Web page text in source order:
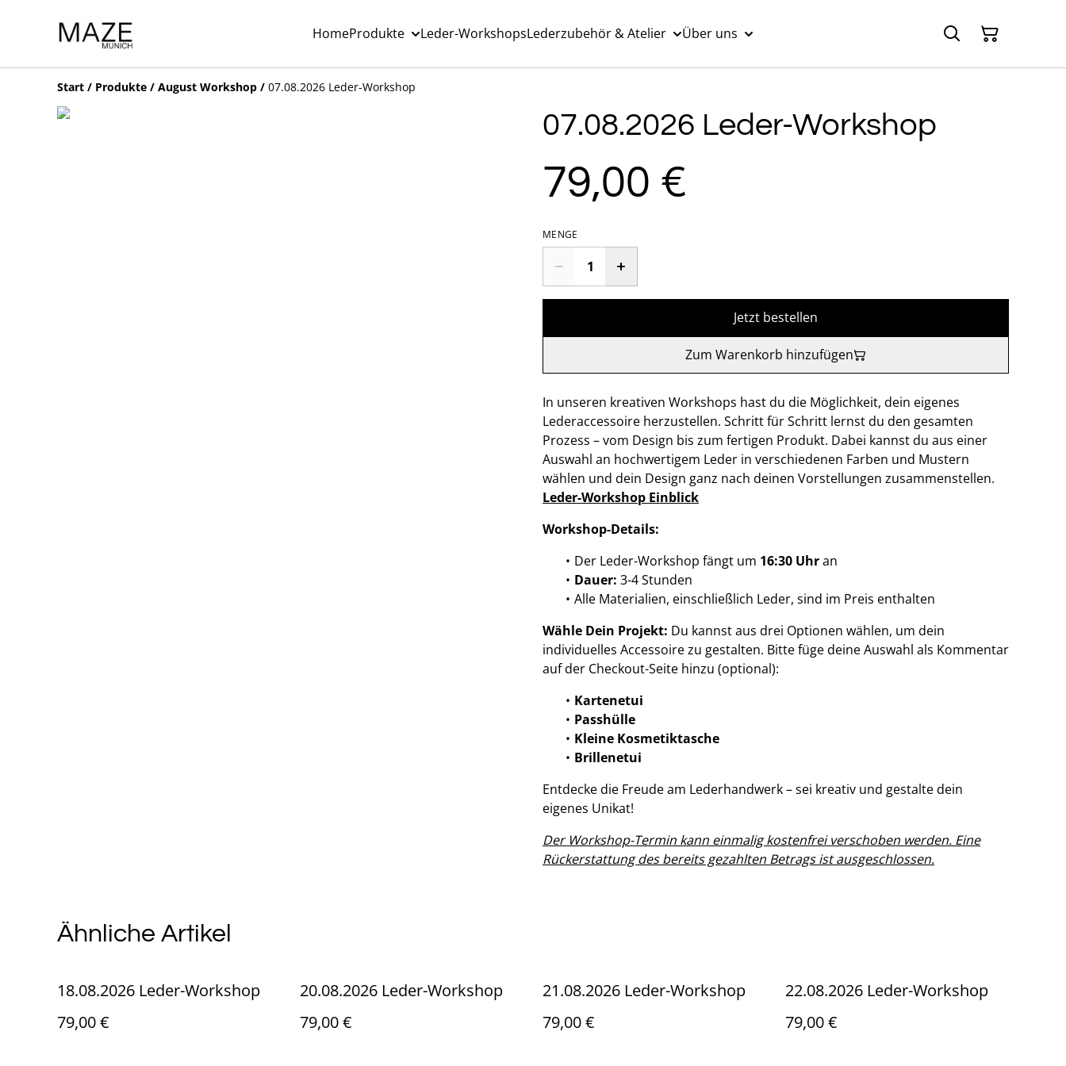
HomeProdukte Leder-WorkshopsLederzubehör & Atelier Über uns
Start / Produkte / August Workshop / 07.08.2026 Leder-Workshop
07.08.2026 Leder-Workshop
79,00 €
MENGE
Jetzt bestellen
Zum Warenkorb hinzufügen
In unseren kreativen Workshops hast du die Möglichkeit, dein eigenes
Lederaccessoire herzustellen. Schritt für Schritt lernst du den gesamten
Prozess – vom Design bis zum fertigen Produkt. Dabei kannst du aus einer
Auswahl an hochwertigem Leder in verschiedenen Farben und Mustern
wählen und dein Design ganz nach deinen Vorstellungen zusammenstellen.
Leder-Workshop Einblick
Workshop-Details:
Der Leder-Workshop fängt um 16:30 Uhran
Dauer: 3-4 Stunden
Alle Materialien, einschließlich Leder, sind im Preis enthalten
Wähle Dein Projekt: Du kannst aus drei Optionen wählen, um dein
individuelles Accessoire zu gestalten. Bitte füge deine Auswahl als Kommentar
auf der Checkout-Seite hinzu (optional):
Kartenetui
Passhülle
Kleine Kosmetiktasche
Brillenetui
Entdecke die Freude am Lederhandwerk – sei kreativ und gestalte dein
eigenes Unikat!
Der Workshop-Termin kann einmalig kostenfrei verschoben werden. Eine
Rückerstattung des bereits gezahlten Betrags ist ausgeschlossen.
Ähnliche Artikel
18.08.2026 Leder-Workshop
79,00 €
20.08.2026 Leder-Workshop
79,00 €
21.08.2026 Leder-Workshop
79,00 €
22.08.2026 Leder-Workshop
79,00 €